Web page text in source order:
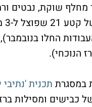
להבים (כ-7 ק"מ
החלו
הנוכחי).
תכנית
ומסילות